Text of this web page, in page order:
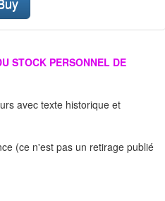
STOCK PERSONNEL DE
avec texte historique et
(ce n'est pas un retirage publié